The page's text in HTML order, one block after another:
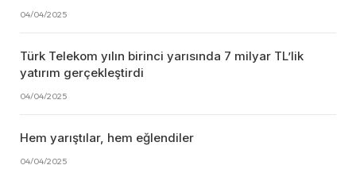
04/04/2025
Türk Telekom yılın birinci yarısında 7 milyar TL’lik
yatırım gerçekleştirdi
04/04/2025
Hem yarıştılar, hem eğlendiler
04/04/2025